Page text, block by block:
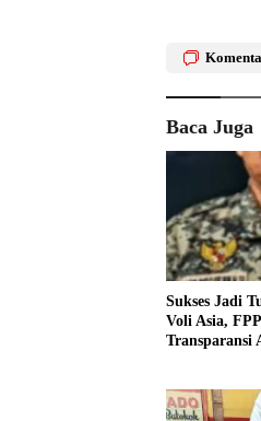
Baca Juga
Sukses Jadi
Voli Asia,
Transparansi